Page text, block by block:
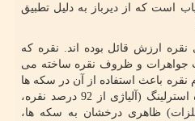
است که از دیرباز به دلیل تطبیق
نقره ارزش قائل بوده اند. نقره که
جواهرات و ظروف نقره ساخته می
باعث استفاده از آن در سکه‌ ها
در طول تاریخ شده است. نقره استرلینگ (آلیاژی از 92 درصد نقره،
ظاهری درخشان به سکه ها،